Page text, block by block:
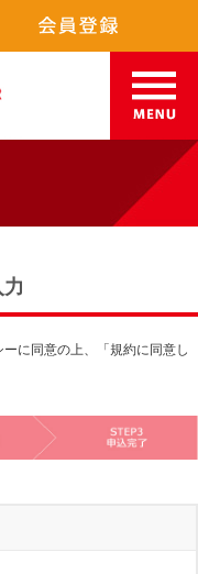
に同意の上、「規約に同意し